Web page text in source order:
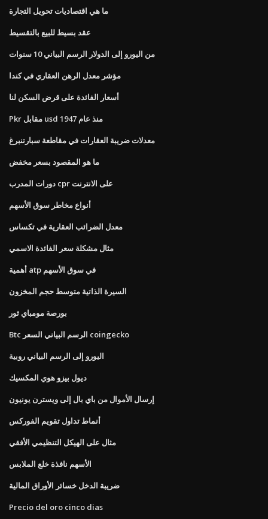
ما هي اقتصاديات تحويل التجارة
عقد بسيط للبيع بالتقسيط
من اليورو إلى الدولار الرسم البياني 10 سنوات
مؤشر معدل الرهن العقاري في كندا
أسعار الفائدة على قرض السكن لنا
Pkr مقابل usd منذ عام 1947
معدلات ضريبة العقارات في مقاطعة سبارتنبرغ
ما هو المقصود بسعر مخفض
دورات المدرب cpr على الانترنت
أنواع مخاطر سوق الأسهم
معدل الضرائب العقارية في تكساس
مثال مشكلة سعر الفائدة الاسمي
أهمية atp في سوق الأسهم
السيرة الذاتية متوسط ​​حجم المخزون
بورصة مومباي ثور
Btc الرسم البياني السعر coingecko
اليورو إلى الرسم البياني روبية
ديول بيزو هوي المكسيك
إرسال الأموال من باي بال إلى ويسترن يونيون
أنماط تداول تقويم الفوركس
مثال على الهيكل التنظيمي الأفقي
الأسهم نافذة خلع الملابس
ضريبة الدخل خسائر الأوراق المالية
Precio del oro cinco dias